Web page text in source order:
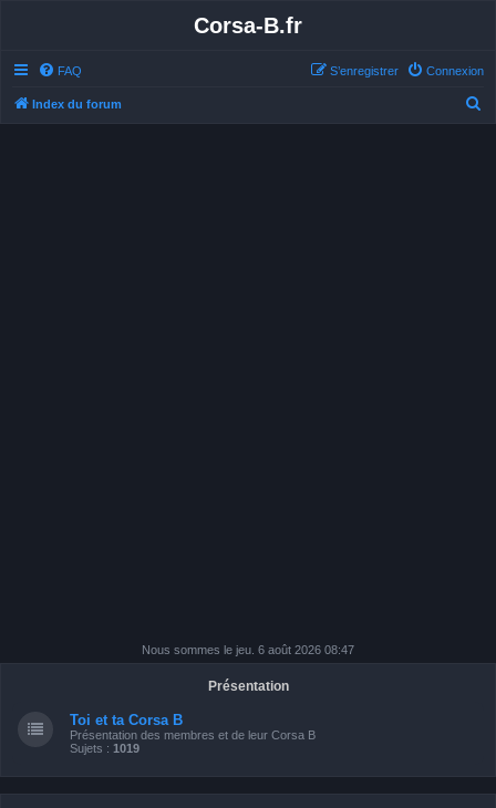
Corsa-B.fr
FAQ Connexion
S’enregistrer
Index du forum
Nous sommes le jeu. 6 août 2026 08:47
Présentation
Toi et ta Corsa B
Présentation des membres et de leur Corsa B
Sujets : 1019